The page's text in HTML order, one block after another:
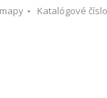
Katalógové